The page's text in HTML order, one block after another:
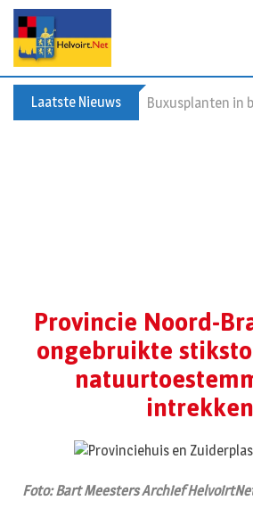
Laatste Nieuws Spreidingswet
Provincie Noord-
ongebruikte
intrekken
Foto: Bart Meesters Archief